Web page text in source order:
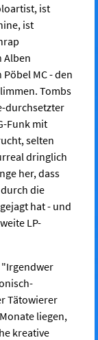
ist
ist
Alben
MC - den
Tombs
durchsetzter
Funk mit
selten
dringlich
her, dass
die
hat - und
LP-
"Irgendwer
Tätowierer
liegen,
kreative